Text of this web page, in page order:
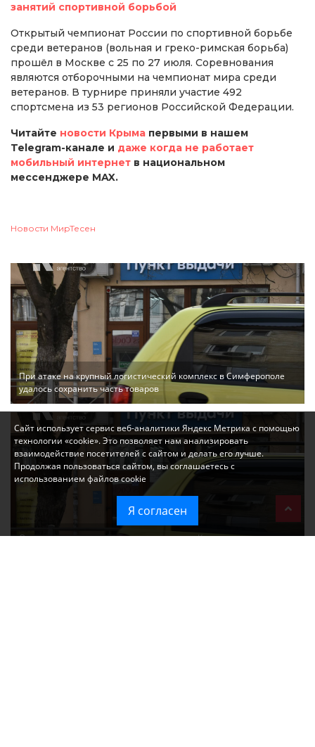
занятий спортивной борьбой
Открытый чемпионат России по спортивной борьбе
среди ветеранов (вольная и греко-римская борьба)
прошёл в Москве с 25 по 27 июля. Соревнования
являются отборочными на чемпионат мира среди
ветеранов. В турнире приняли участие 492
спортсмена из 53 регионов Российской Федерации.
Читайте новости Крыма первыми в нашем
Telegram-канале и даже когда не работает
мобильный интернет в национальном
мессенджере MAX.
Новости МирТесен
При атаке на крупный логистический комплекс в Симферополе
удалось сохранить часть товаров
Ozon перестал принимать новые заказы в Крым
Сайт использует сервис веб-аналитики Яндекс Метрика с помощью
технологии «cookie». Это позволяет нам анализировать
взаимодействие посетителей с сайтом и делать его лучше.
Продолжая пользоваться сайтом, вы соглашаетесь с
использованием файлов cookie
Я согласен